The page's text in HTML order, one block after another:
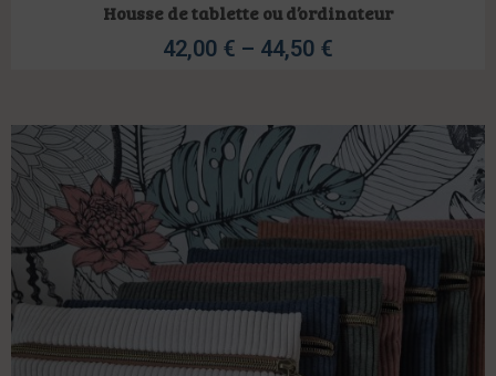
Housse de tablette ou d’ordinateur
42,00 € – 44,50 €